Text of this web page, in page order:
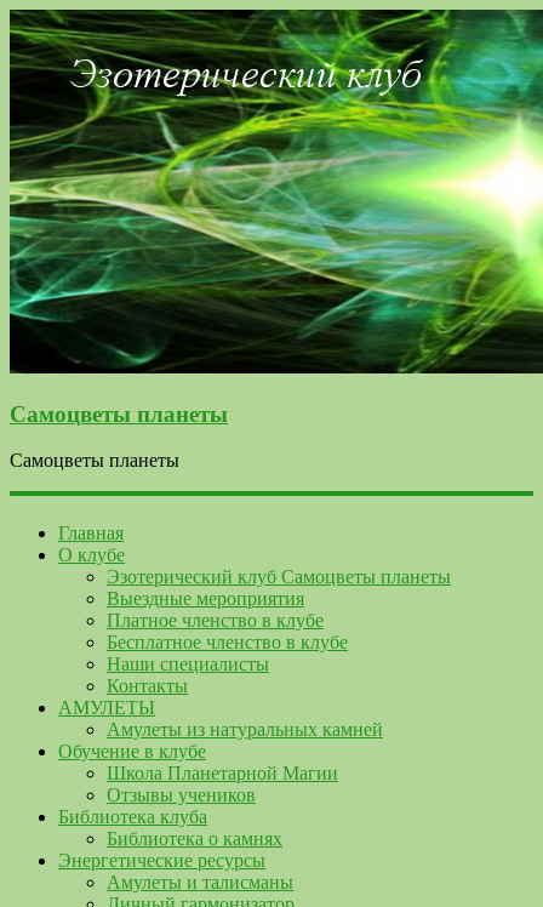
Самоцветы планеты
Самоцветы планеты
Главная
О клубе
Эзотерический клуб Самоцветы планеты
Выездные мероприятия
Платное членство в клубе
Бесплатное членство в клубе
Наши специалисты
Контакты
АМУЛЕТЫ
Амулеты из натуральных камней
Обучение в клубе
Школа Планетарной Магии
Отзывы учеников
Библиотека клуба
Библиотека о камнях
Энергетические ресурсы
Амулеты и талисманы